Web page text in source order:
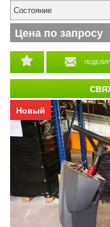
Новый
Состояние
Цена по запросу